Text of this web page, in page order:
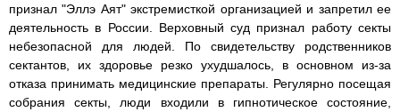
признал "Эллэ Аят" экстремисткой организацией и запретил ее
деятельность в России. Верховный суд признал работу секты
небезопасной для людей. По свидетельству родственников
сектантов, их здоровье резко ухудшалось, в основном из-за
отказа принимать медицинские препараты. Регулярно посещая
собрания секты, люди входили в гипнотическое состояние,